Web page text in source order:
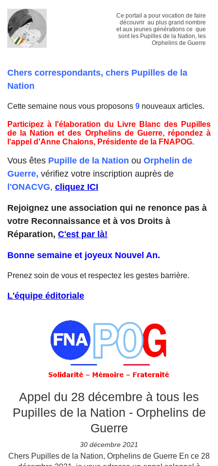
Ce portail a pour vocation de faire
découvrir au plus grand nombre
et aux jeunes générations ce que
sont les Pupilles de la Nation, les
Orphelins de Guerre
Chers correspondants, chers Pupilles de la
Nation
Cette semaine nous vous proposons 9 nouveaux articles.
Participez à l'élaboration du Livre Blanc des Pupilles
de la Nation et des Orphelins de Guerre, répondez à
l'appel d'Anne Chalons, Présidente de la FNAPOG.
Vous êtes Pupille de la Nation ou Orphelin de
Guerre, vérifiez votre inscription auprès de
l'ONACVG, cliquez ICI
Rejoignez une association qui ne renonce pas à
votre Reconnaissance et à vos Droits à
Réparation, C'est par là!
Bonne semaine et joyeux Nouvel An.
Prenez soin de vous et respectez les gestes barrière.
L'équipe éditoriale
Appel du 28 décembre à tous les
Pupilles de la Nation - Orphelins de
Guerre
30 décembre 2021
Chers Pupilles de la Nation, Orphelins de Guerre En ce 28